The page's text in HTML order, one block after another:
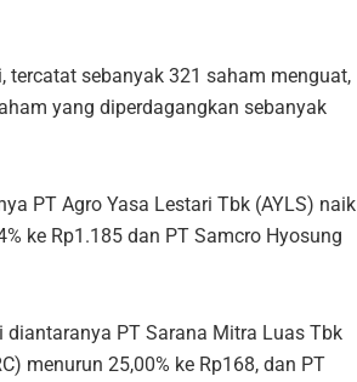
tercatat sebanyak 321 saham menguat,
yang diperdagangkan sebanyak
PT Agro Yasa Lestari Tbk (AYLS) naik
ke Rp1.185 dan PT Samcro Hyosung
PT Sarana Mitra Luas Tbk
menurun 25,00% ke Rp168, dan PT